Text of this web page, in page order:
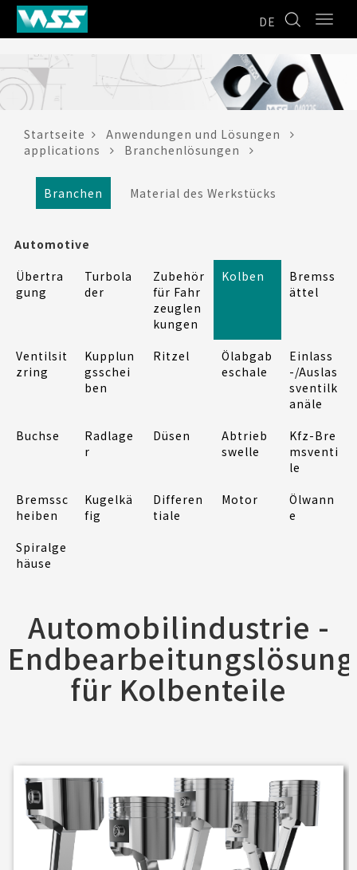
DE
Startseite
Anwendungen und Lösungen
applications
Branchenlösungen
Branchen Material des Werkstücks
Automotive
Übertra
gung
Turbola
der
Zubehör
für Fahr
zeuglen
kungen
Kolben
Bremss
ättel
Ventilsit
zring
Kupplun
gsschei
ben
Ritzel
Ölabgab
eschale
Einlass
-/Auslas
sventilk
anäle
Buchse
Radlage
r
Düsen
Abtrieb
swelle
Kfz-Bre
msventi
le
Bremssc
heiben
Kugelkä
fig
Differen
tiale
Motor
Ölwann
e
Spiralge
häuse
Automobilindustrie -
für Kolbenteile